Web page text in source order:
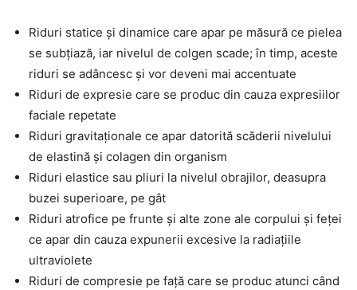
Riduri statice și dinamice care apar pe măsură ce pielea
se subțiază, iar nivelul de colgen scade; în timp, aceste
riduri se adâncesc și vor deveni mai accentuate
Riduri de expresie care se produc din cauza expresiilor
faciale repetate
Riduri gravitaționale ce apar datorită scăderii nivelului
de elastină și colagen din organism
Riduri elastice sau pliuri la nivelul obrajilor, deasupra
buzei superioare, pe gât
Riduri atrofice pe frunte și alte zone ale corpului și feței
ce apar din cauza expunerii excesive la radiațiile
ultraviolete
Riduri de compresie pe față care se produc atunci când